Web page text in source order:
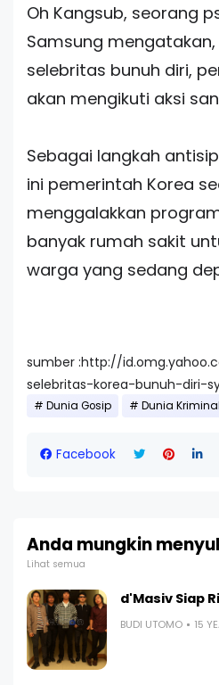
Oh Kangsub, seorang
Samsung mengatakan,
selebritas bunuh diri,
akan mengikuti aksi
Sebagai langkah
ini pemerintah Korea
menggalakkan
banyak rumah sakit
warga yang sedang
sumber :http://
selebritas-korea-bunuh-diri-
Dunia Gosip Dunia Kriminal
Facebook
Anda mungkin
Lihat semua
d'Masiv Siap
BUDI UTOMO 15